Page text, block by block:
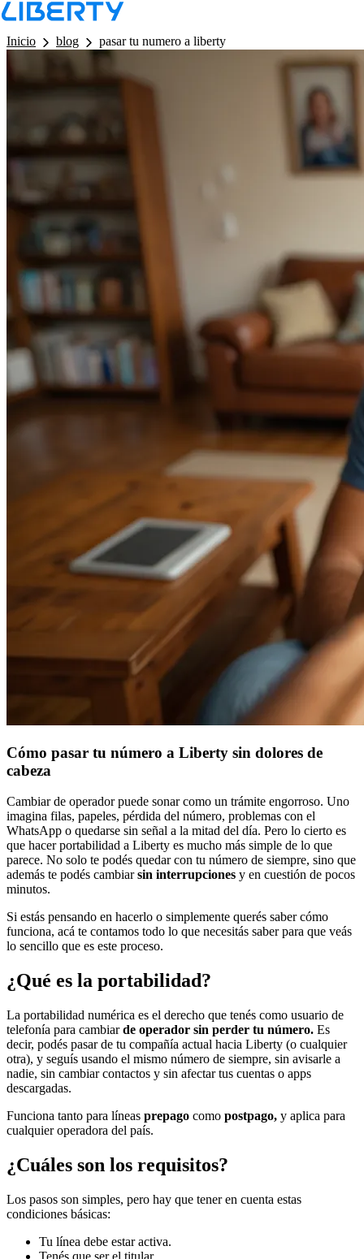
LB - Barra de Navegacion
Inicio
blog pasar tu numero a liberty
Cómo pasar tu número a Liberty sin dolores de
cabeza
Cambiar de operador puede sonar como un trámite engorroso. Uno
imagina filas, papeles, pérdida del número, problemas con el
WhatsApp o quedarse sin señal a la mitad del día. Pero lo cierto es
que hacer portabilidad a Liberty es mucho más simple de lo que
parece. No solo te podés quedar con tu número de siempre, sino que
además te podés cambiarsin interrupciones y en cuestión de pocos
minutos.
Si estás pensando en hacerlo o simplemente querés saber cómo
funciona, acá te contamos todo lo que necesitás saber para que veás
lo sencillo que es este proceso.
¿Qué es la portabilidad?
La portabilidad numérica es el derecho que tenés como usuario de
telefonía para cambiarde operador sin perder tu número. Es
decir, podés pasar de tu compañía actual hacia Liberty (o cualquier
otra), y seguís usando el mismo número de siempre, sin avisarle a
nadie, sin cambiar contactos y sin afectar tus cuentas o apps
descargadas.
Funciona tanto para líneas prepago como postpago, y aplica para
cualquier operadora del país.
¿Cuáles son los requisitos?
Los pasos son simples, pero hay que tener en cuenta estas
condiciones básicas:
Tu línea debe estar activa.
Tenés que ser el titular.